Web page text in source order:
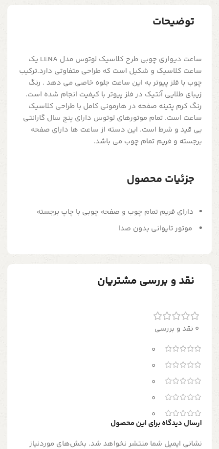
توضیحات
ساعت دیواری چوبی طرح کلاسیک لوتوس مدل LENA یک
ساعت کلاسیک و شکیل است که طراحی متفاوتی دارد.ترکیب
چوب با فلز پیوتر به این ساعت جلوه خاصی می دهد . رنگ
زیبای طلایی آنتیک در فلز پیوتر با کیفیت انجام شده است.
رنگ کرم پتینه صفحه در هارمونی کامل با طراحی کلاسیک
ساعت است. تمام موتورهای لوتوس دارای پنج سال گارانتی
بی قید و شرط است. این دسته از ساعت ها دارای صفحه
برجسته و فریم تمام چوب می باشد.
جزئیات محصول
دارای فریم تمام چوب و صفحه چوبی با چاپ برجسته
موتور تایوانی بدون صدا
نقد و بررسی مشتریان
0 نقد و بررسی
0
0
0
0
0
ارسال دیدگاه برای این محصول
نشانی ایمیل شما منتشر نخواهد شد. بخش‌های موردنیاز